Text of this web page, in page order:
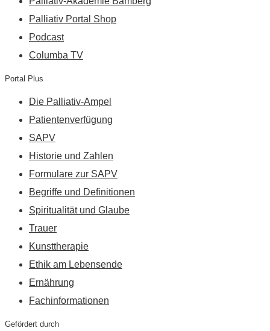
Palliativ Portal Shop
Podcast
Columba TV
Portal Plus
Die Palliativ-Ampel
Patientenverfügung
SAPV
Historie und Zahlen
Formulare zur SAPV
Begriffe und Definitionen
Spiritualität und Glaube
Trauer
Kunsttherapie
Ethik am Lebensende
Ernährung
Fachinformationen
Gefördert durch